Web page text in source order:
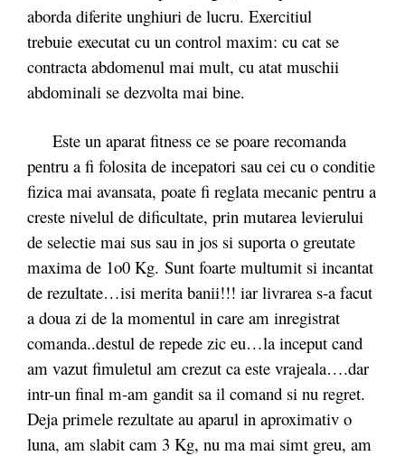
aborda diferite unghiuri de lucru. Exercitiul
trebuie executat cu un control maxim: cu cat se
contracta abdomenul mai mult, cu atat muschii
abdominali se dezvolta mai bine.
Este un aparat fitness ce se poare recomanda
pentru a fi folosita de incepatori sau cei cu o conditie
fizica mai avansata, poate fi reglata mecanic pentru a
creste nivelul de dificultate, prin mutarea levierului
de selectie mai sus sau in jos si suporta o greutate
maxima de 1o0 Kg. Sunt foarte multumit si incantat
de rezultate…isi merita banii!!! iar livrarea s-a facut
a doua zi de la momentul in care am inregistrat
comanda..destul de repede zic eu…la inceput cand
am vazut fimuletul am crezut ca este vrajeala….dar
intr-un final m-am gandit sa il comand si nu regret.
Deja primele rezultate au aparul in aproximativ o
luna, am slabit cam 3 Kg, nu ma mai simt greu, am